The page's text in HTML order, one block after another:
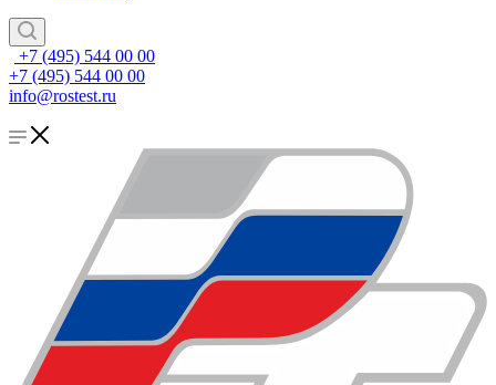
+7 (495) 544 00 00
+7 (495) 544 00 00
info@rostest.ru